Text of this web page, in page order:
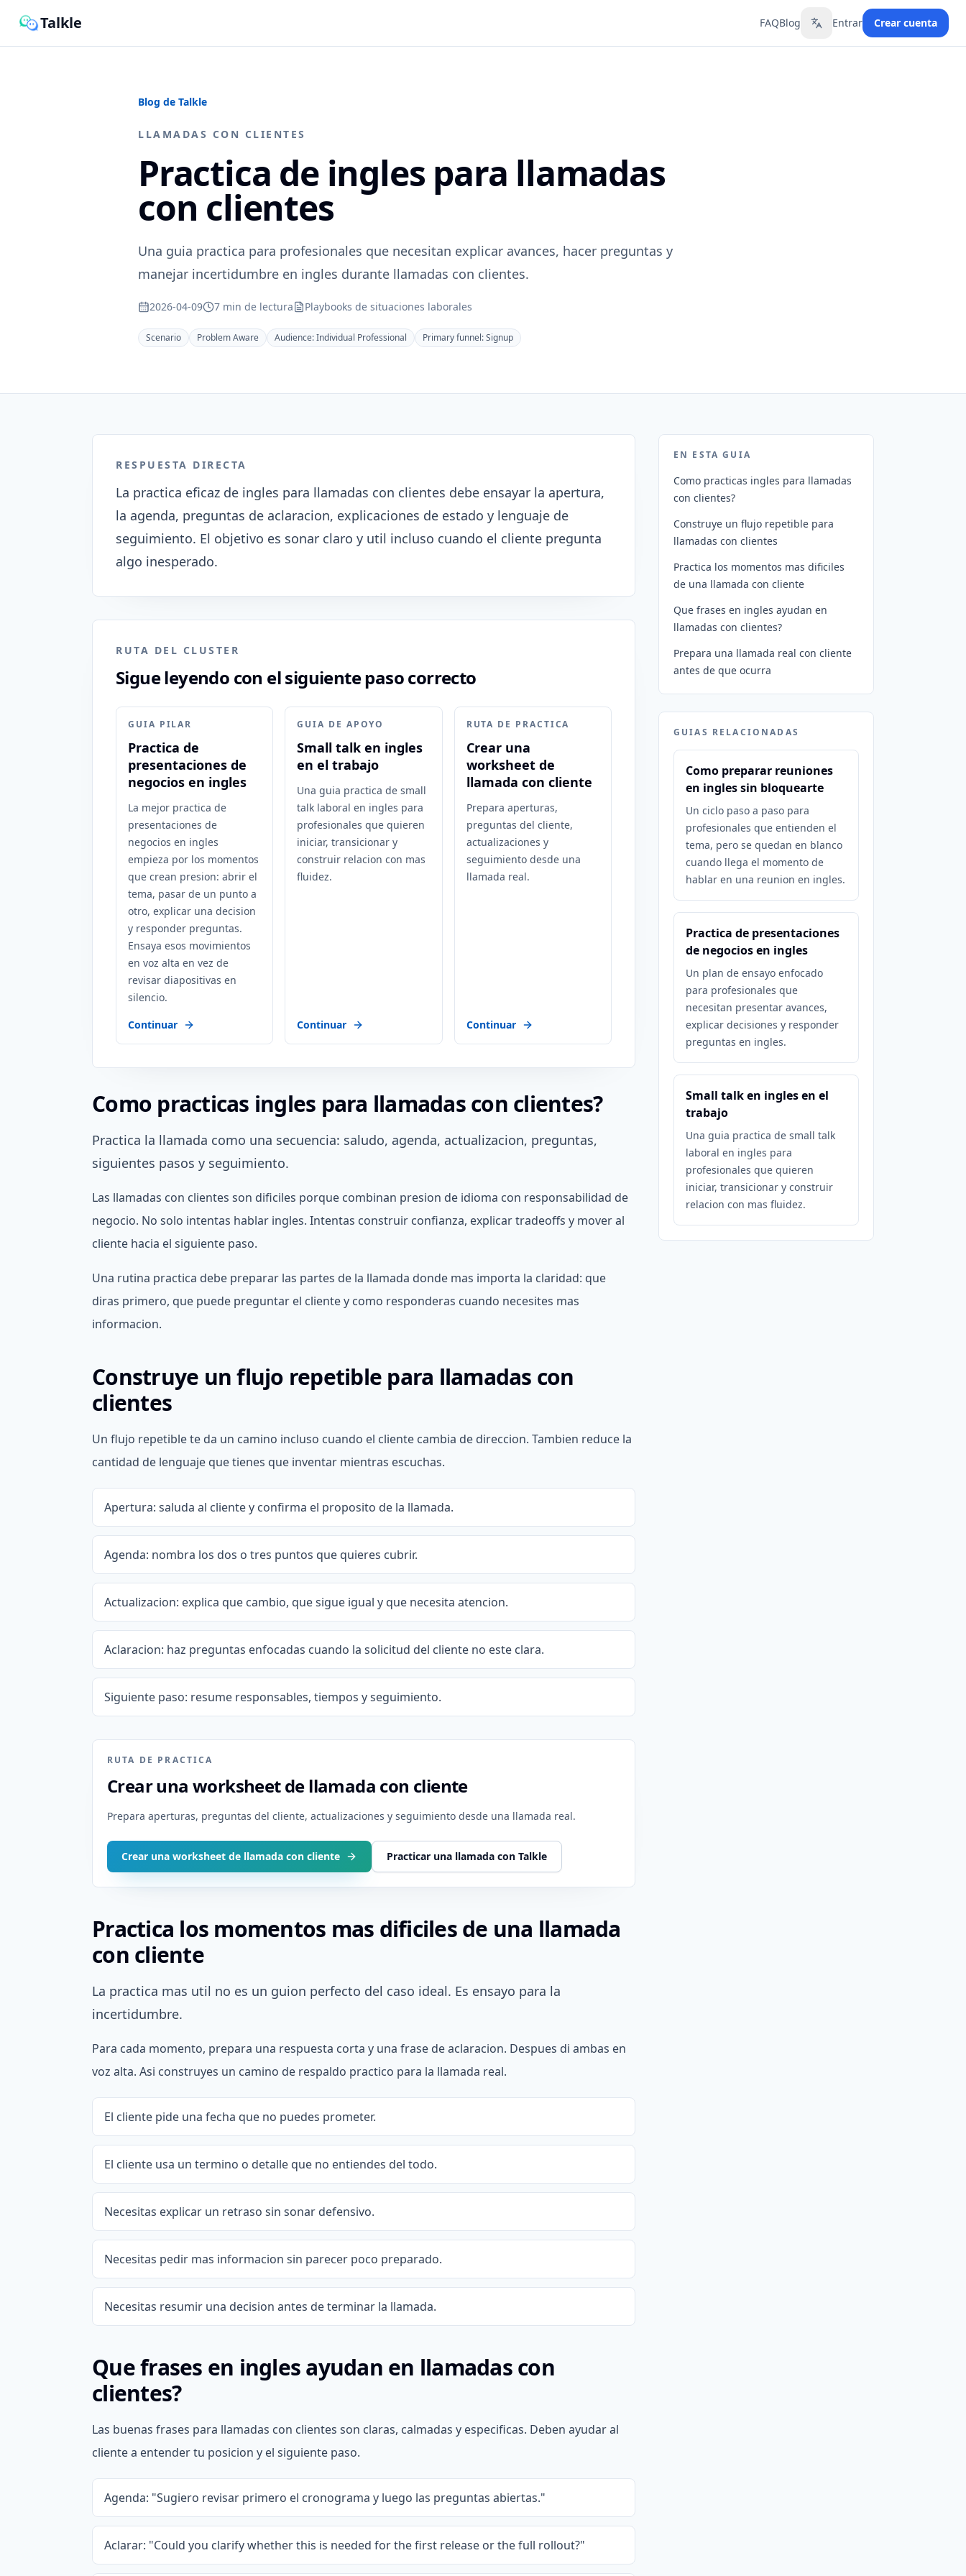
Talkle FAQBlog Toggle language
Entrar Crear cuenta
Blog de Talkle
LLAMADAS CON CLIENTES
Practica de ingles para llamadas
con clientes
Una guia practica para profesionales que necesitan explicar avances, hacer preguntas y
manejar incertidumbre en ingles durante llamadas con clientes.
2026-04-09 7 min de lectura Playbooks de situaciones laborales
Scenario Problem Aware Audience:Individual Professional Primary funnel:Signup
RESPUESTA DIRECTA
La practica eficaz de ingles para llamadas con clientes debe ensayar la apertura,
la agenda, preguntas de aclaracion, explicaciones de estado y lenguaje de
seguimiento. El objetivo es sonar claro y util incluso cuando el cliente pregunta
algo inesperado.
RUTA DEL CLUSTER
Sigue leyendo con el siguiente paso correcto
GUIA PILAR
Practica de
presentaciones de
negocios en ingles
La mejor practica de
presentaciones de
negocios en ingles
empieza por los momentos
que crean presion: abrir el
tema, pasar de un punto a
otro, explicar una decision
y responder preguntas.
Ensaya esos movimientos
en voz alta en vez de
revisar diapositivas en
silencio.
Continuar
GUIA DE APOYO
Small talk en ingles
en el trabajo
Una guia practica de small
talk laboral en ingles para
profesionales que quieren
iniciar, transicionar y
construir relacion con mas
fluidez.
Continuar
RUTA DE PRACTICA
Crear una
worksheet de
llamada con cliente
Prepara aperturas,
preguntas del cliente,
actualizaciones y
seguimiento desde una
llamada real.
Continuar
Como practicas ingles para llamadas con clientes?
Practica la llamada como una secuencia: saludo, agenda, actualizacion, preguntas,
siguientes pasos y seguimiento.
Las llamadas con clientes son dificiles porque combinan presion de idioma con responsabilidad de
negocio. No solo intentas hablar ingles. Intentas construir confianza, explicar tradeoffs y mover al
cliente hacia el siguiente paso.
Una rutina practica debe preparar las partes de la llamada donde mas importa la claridad: que
diras primero, que puede preguntar el cliente y como responderas cuando necesites mas
informacion.
Construye un flujo repetible para llamadas con
clientes
Un flujo repetible te da un camino incluso cuando el cliente cambia de direccion. Tambien reduce la
cantidad de lenguaje que tienes que inventar mientras escuchas.
Apertura: saluda al cliente y confirma el proposito de la llamada.
Agenda: nombra los dos o tres puntos que quieres cubrir.
Actualizacion: explica que cambio, que sigue igual y que necesita atencion.
Aclaracion: haz preguntas enfocadas cuando la solicitud del cliente no este clara.
Siguiente paso: resume responsables, tiempos y seguimiento.
RUTA DE PRACTICA
Crear una worksheet de llamada con cliente
Prepara aperturas, preguntas del cliente, actualizaciones y seguimiento desde una llamada real.
Crear una worksheet de llamada con cliente Practicar una llamada con Talkle
Practica los momentos mas dificiles de una llamada
con cliente
La practica mas util no es un guion perfecto del caso ideal. Es ensayo para la
incertidumbre.
Para cada momento, prepara una respuesta corta y una frase de aclaracion. Despues di ambas en
voz alta. Asi construyes un camino de respaldo practico para la llamada real.
El cliente pide una fecha que no puedes prometer.
El cliente usa un termino o detalle que no entiendes del todo.
Necesitas explicar un retraso sin sonar defensivo.
Necesitas pedir mas informacion sin parecer poco preparado.
Necesitas resumir una decision antes de terminar la llamada.
Que frases en ingles ayudan en llamadas con
clientes?
Las buenas frases para llamadas con clientes son claras, calmadas y especificas. Deben ayudar al
cliente a entender tu posicion y el siguiente paso.
Agenda: "Sugiero revisar primero el cronograma y luego las preguntas abiertas."
Aclarar: "Could you clarify whether this is needed for the first release or the full rollout?"
EN ESTA GUIA
Como practicas ingles para llamadas
con clientes?
Construye un flujo repetible para
llamadas con clientes
Practica los momentos mas dificiles
de una llamada con cliente
Que frases en ingles ayudan en
llamadas con clientes?
Prepara una llamada real con cliente
antes de que ocurra
GUIAS RELACIONADAS
Como preparar reuniones
en ingles sin bloquearte
Un ciclo paso a paso para
profesionales que entienden el
tema, pero se quedan en blanco
cuando llega el momento de
hablar en una reunion en ingles.
Practica de presentaciones
de negocios en ingles
Un plan de ensayo enfocado
para profesionales que
necesitan presentar avances,
explicar decisiones y responder
preguntas en ingles.
Small talk en ingles en el
trabajo
Una guia practica de small talk
laboral en ingles para
profesionales que quieren
iniciar, transicionar y construir
relacion con mas fluidez.